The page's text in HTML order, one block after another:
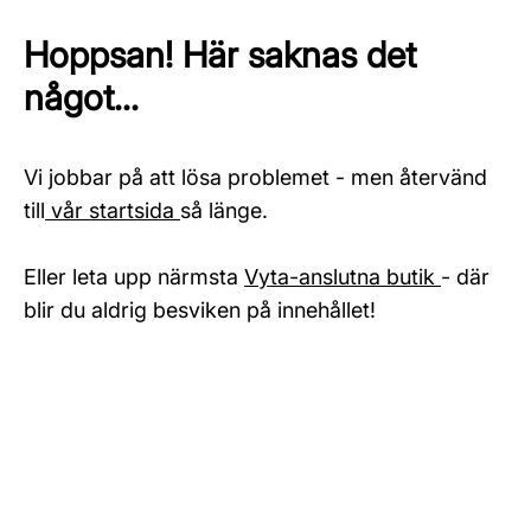
Hoppsan! Här saknas det
något...
Vi jobbar på att lösa problemet - men återvänd
till vår startsida så länge.
Eller leta upp närmsta Vyta-anslutna butik - där
blir du aldrig besviken på innehållet!